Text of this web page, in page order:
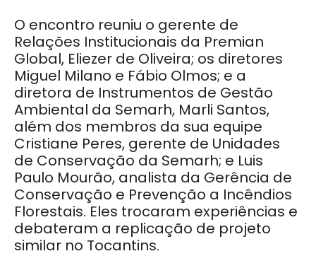
O encontro reuniu o gerente de
Relações Institucionais da Premian
Global, Eliezer de Oliveira; os diretores
Miguel Milano e Fábio Olmos; e a
diretora de Instrumentos de Gestão
Ambiental da Semarh, Marli Santos,
além dos membros da sua equipe
Cristiane Peres, gerente de Unidades
de Conservação da Semarh; e Luis
Paulo Mourão, analista da Gerência de
Conservação e Prevenção a Incêndios
Florestais. Eles trocaram experiências e
debateram a replicação de projeto
similar no Tocantins.